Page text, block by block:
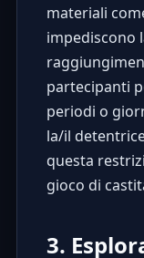
materiali
impediscono
partecipanti
periodi o
la/il
questa
gioco di
3.